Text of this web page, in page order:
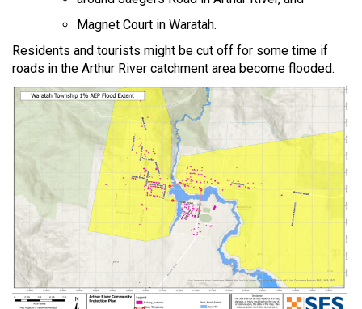
Magnet Court in Waratah.
Residents and tourists might be cut off for some time if
roads in the Arthur River catchment area become flooded.